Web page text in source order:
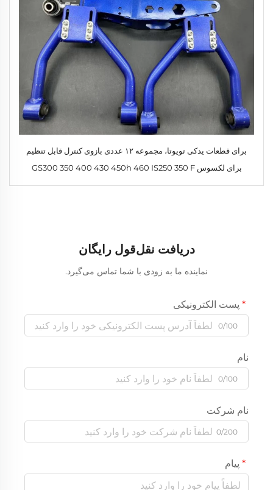
برای قطعات یدکی تویوتا، مجموعه ۱۲ عددی بازوی کنترل قابل تنظیم
برای لکسوس GS300 350 400 430 450h 460 IS250 350 F
دریافت نقل‌قول رایگان
نماینده ما به زودی با شما تماس می‌گیرد.
پست الکترونیکی
0/100
نام
0/100
نام شرکت
0/200
پیام